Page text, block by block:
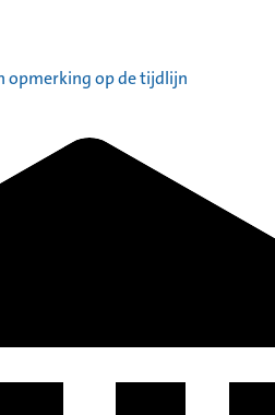
geordend A tot Z
opmerking op de tijdlijn